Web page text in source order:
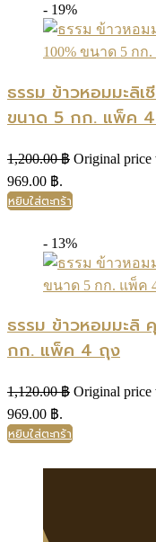
- 19%
ธรรม ข้าวหอมมะลิ
ขนาด 5 กก. แพ็ค
1,200.00฿ Original price
969.00 ฿.
หยิบใส่ตะกร้า
- 13%
ธรรม ข้าวหอมมะลิ
กก. แพ็ค 4 ถุง
1,120.00฿ Original price
969.00 ฿.
หยิบใส่ตะกร้า